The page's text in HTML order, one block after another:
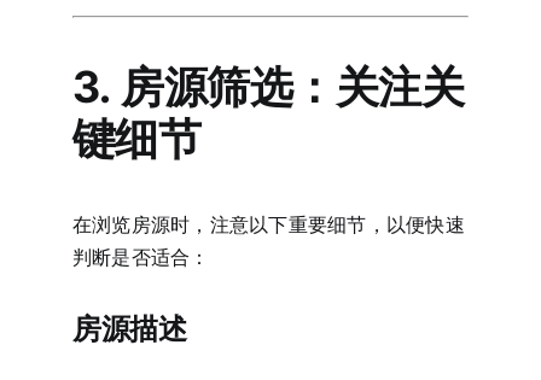
3. 房源筛选：关注关
键细节
在浏览房源时，注意以下重要细节，以便快速
判断是否适合：
房源描述